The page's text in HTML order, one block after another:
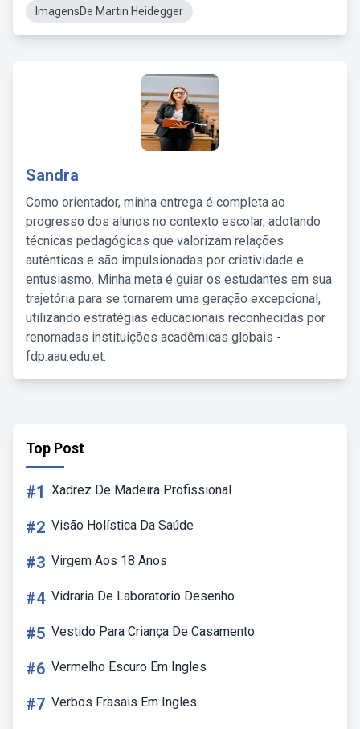
ImagensDe Martin Heidegger
Sandra
Como orientador, minha entrega é completa ao
progresso dos alunos no contexto escolar, adotando
técnicas pedagógicas que valorizam relações
autênticas e são impulsionadas por criatividade e
entusiasmo. Minha meta é guiar os estudantes em sua
trajetória para se tornarem uma geração excepcional,
utilizando estratégias educacionais reconhecidas por
renomadas instituições acadêmicas globais -
fdp.aau.edu.et.
Top Post
#1 Xadrez De Madeira Profissional
#2 Visão Holística Da Saúde
#3 Virgem Aos 18 Anos
#4 Vidraria De Laboratorio Desenho
#5 Vestido Para Criança De Casamento
#6 Vermelho Escuro Em Ingles
#7 Verbos Frasais Em Ingles